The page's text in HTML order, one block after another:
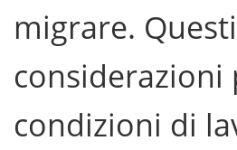
migrare.
condizioni di